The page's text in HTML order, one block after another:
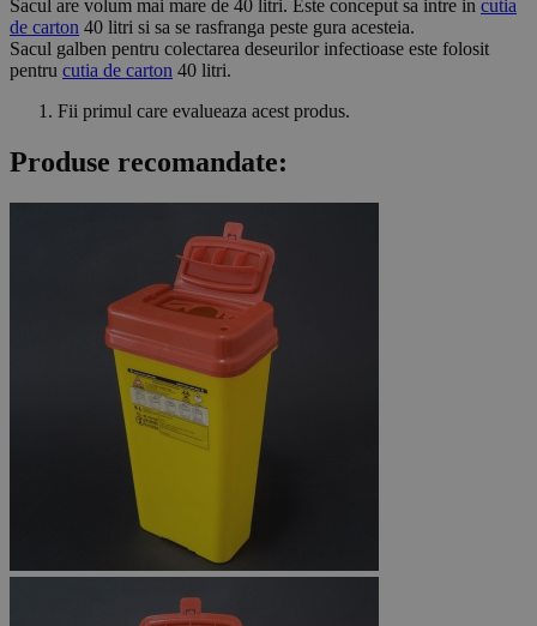
Sacul are volum mai mare de 40 litri. Este conceput sa intre in cutia
de carton 40 litri si sa se rasfranga peste gura acesteia.
Sacul galben pentru colectarea deseurilor infectioase este folosit
pentru cutia de carton 40 litri.
Fii primul care evalueaza acest produs.
Produse recomandate: